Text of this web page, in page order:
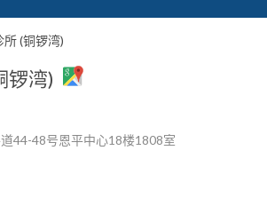
(铜锣湾)
锣湾)
44-48号恩平中心18楼1808室